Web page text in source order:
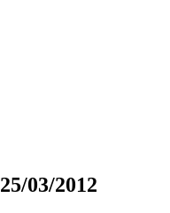
25/03/2012